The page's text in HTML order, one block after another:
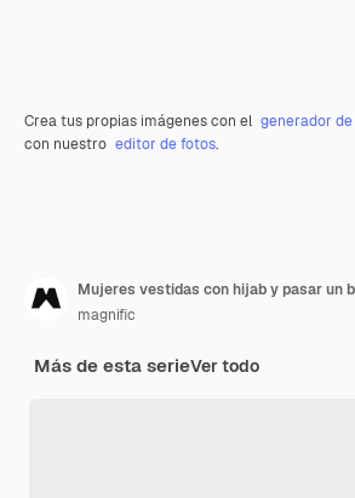
Crea tus propias imágenes con el generador
con nuestro editor de fotos.
Mujeres vestidas con hijab y pasar un
magnific
Más de esta serieVer todo